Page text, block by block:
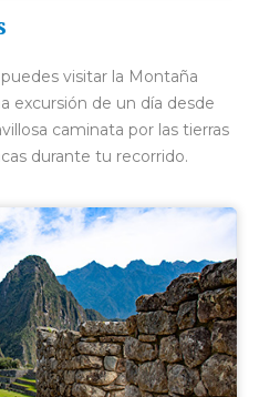
visitar la Montaña
excursión de un día desde
caminata por las tierras
durante tu recorrido.